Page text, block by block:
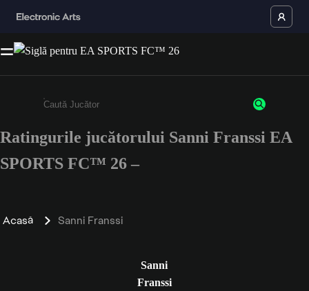
Enter a minimum of 3 characters or numbers
Ratingurile jucătorului Sanni Franssi EA
SPORTS FC™ 26 –
Acasă Sanni Franssi
Sanni
Franssi